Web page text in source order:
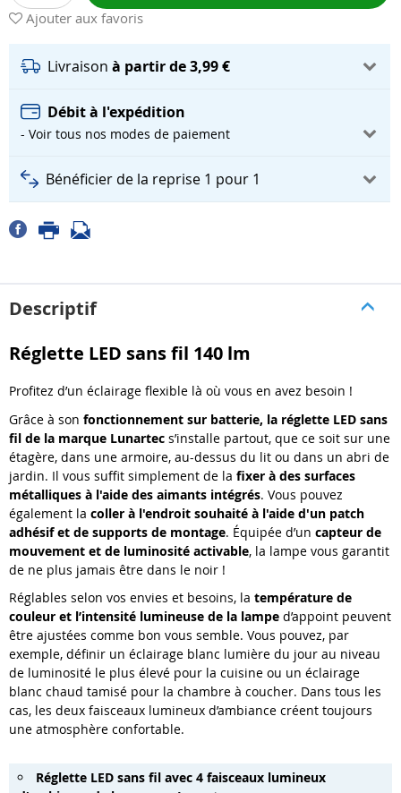
Ajouter aux favoris
Livraison à partir de 3,99 €
Débit à l'expédition
- Voir tous nos modes de paiement
Bénéficier de la reprise 1 pour 1
Descriptif
Réglette LED sans fil 140 lm
Profitez d’un éclairage flexible là où vous en avez besoin !
Grâce à sonfonctionnement sur batterie, la réglette LED sans
fil de la marque Lunartecs’installe partout, que ce soit sur une
étagère, dans une armoire, au-dessus du lit ou dans un abri de
jardin. Il vous suffit simplement de lafixer à des surfaces
métalliques à l'aide des aimants intégrés. Vous pouvez
également lacoller à l'endroit souhaité à l'aide d'un patch
mouvement et de luminosité activable, la lampe vous garantit
de ne plus jamais être dans le noir !
Réglables selon vos envies et besoins, latempérature de
couleur et l’intensité lumineuse de la lamped’appoint peuvent
être ajustées comme bon vous semble. Vous pouvez, par
exemple, définir un éclairage blanc lumière du jour au niveau
de luminosité le plus élevé pour la cuisine ou un éclairage
une atmosphère confortable.